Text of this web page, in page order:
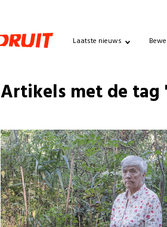
Laatste nieuws
Artikels met de tag